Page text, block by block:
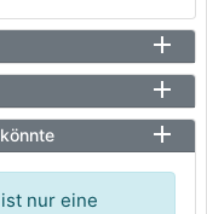
nur eine